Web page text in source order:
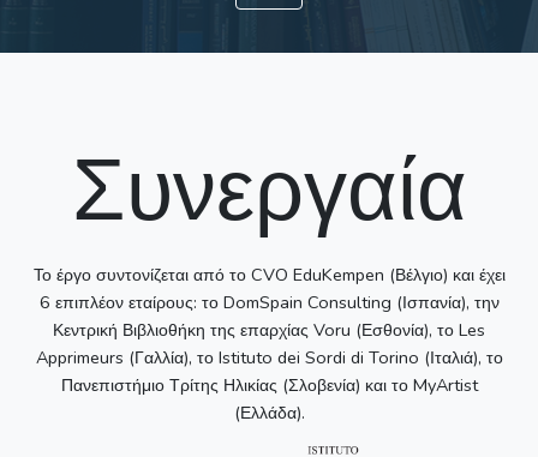
Συνεργαία
Το έργο συντονίζεται από το CVO EduKempen (Βέλγιο) και έχει
6 επιπλέον εταίρους: το DomSpain Consulting (Ισπανία), την
Κεντρική Βιβλιοθήκη της επαρχίας Voru (Εσθονία), το Les
Apprimeurs (Γαλλία), το Istituto dei Sordi di Torino (Ιταλιά), το
Πανεπιστήμιο Τρίτης Ηλικίας (Σλοβενία) και το MyArtist
(Ελλάδα).